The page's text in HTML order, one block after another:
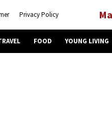
Privacy Policy
FOOD YOUNG LIVING